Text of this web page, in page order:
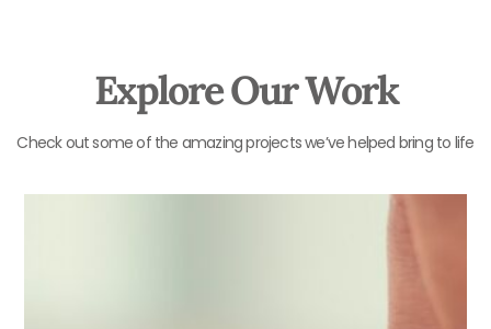
Explore Our Work
Check out some of the amazing projects we’ve helped bring to life